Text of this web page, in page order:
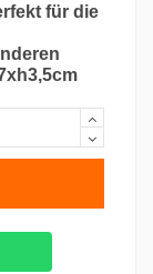
für die